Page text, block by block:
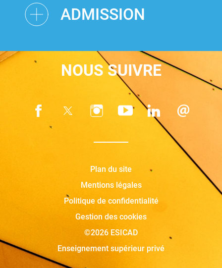
ADMISSION
NOUS SUIVRE
Plan du site
Mentions légales
Politique de confidentialité
Gestion des cookies
©2026 ESICAD
Enseignement supérieur privé